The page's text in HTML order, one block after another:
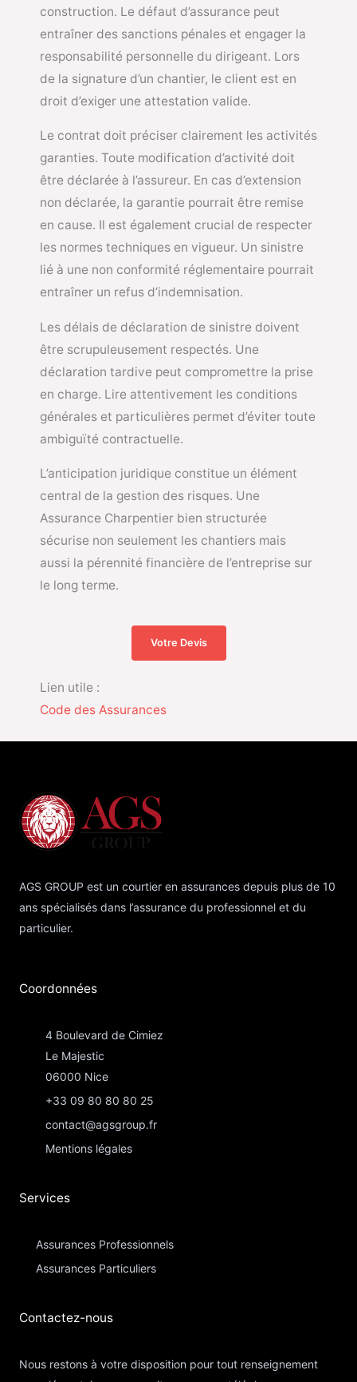
construction. Le défaut d’assurance peut
entraîner des sanctions pénales et engager la
responsabilité personnelle du dirigeant. Lors
de la signature d’un chantier, le client est en
droit d’exiger une attestation valide.
Le contrat doit préciser clairement les activités
garanties. Toute modification d’activité doit
être déclarée à l’assureur. En cas d’extension
non déclarée, la garantie pourrait être remise
en cause. Il est également crucial de respecter
les normes techniques en vigueur. Un sinistre
lié à une non conformité réglementaire pourrait
entraîner un refus d’indemnisation.
Les délais de déclaration de sinistre doivent
être scrupuleusement respectés. Une
déclaration tardive peut compromettre la prise
en charge. Lire attentivement les conditions
générales et particulières permet d’éviter toute
ambiguïté contractuelle.
L’anticipation juridique constitue un élément
central de la gestion des risques. Une
Assurance Charpentier bien structurée
sécurise non seulement les chantiers mais
aussi la pérennité financière de l’entreprise sur
le long terme.
Votre Devis
Lien utile :
Code des Assurances
AGS GROUP est un courtier en assurances depuis plus de 10
ans spécialisés dans l’assurance du professionnel et du
particulier.
Coordonnées​
4 Boulevard de Cimiez
Le Majestic
06000 Nice
+33 09 80 80 80 25
contact@agsgroup.fr
Mentions légales
Services
Assurances Professionnels
Assurances Particuliers​
Contactez-nous​
Nous restons à votre disposition pour tout renseignement